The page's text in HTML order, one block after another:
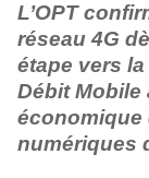
L’OPT
réseau 4G
étape vers
Débit Mobile
économique
numériques